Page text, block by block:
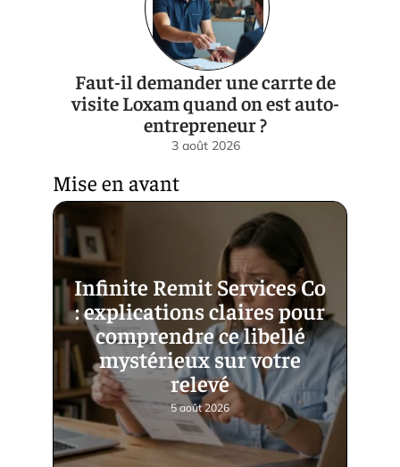
Faut-il demander une carrte de
visite Loxam quand on est auto-
entrepreneur ?
3 août 2026
Mise en avant
Infinite Remit Services Co
: explications claires pour
comprendre ce libellé
mystérieux sur votre
relevé
5 août 2026